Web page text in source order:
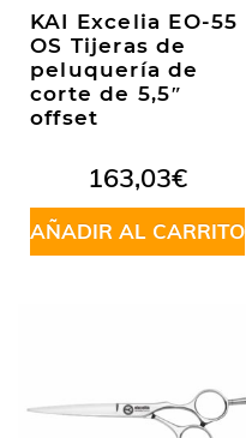
KAI Excelia EO-55
OS Tijeras de
peluquería de
corte de 5,5″
offset
163,03€
AÑADIR AL CARRITO